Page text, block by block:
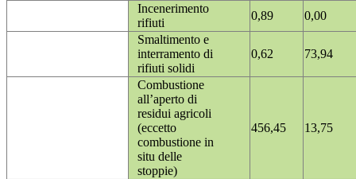
Incenerimento
rifiuti
0,89
0,00
Smaltimento e
interramento di
rifiuti solidi
0,62 73,94
Combustione
all’aperto di
residui agricoli
(eccetto
combustione in
situ delle
stoppie)
456,45 13,75